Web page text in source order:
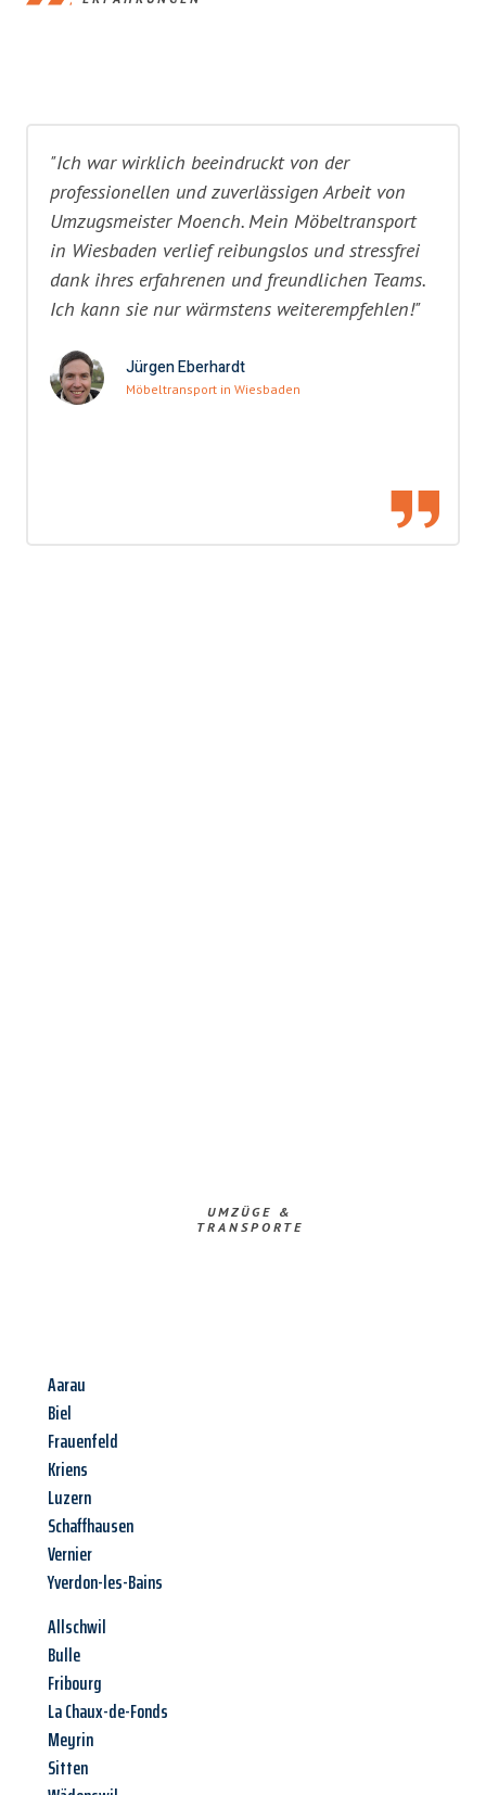
"Ich war wirklich beeindruckt von der
professionellen und zuverlässigen Arbeit von
Umzugsmeister Moench. Mein Möbeltransport
in Wiesbaden verlief reibungslos und stressfrei
dank ihres erfahrenen und freundlichen Teams.
Ich kann sie nur wärmstens weiterempfehlen!"
Jürgen Eberhardt
Möbeltransport in Wiesbaden
UMZÜGE &
TRANSPORTE
Aarau
Biel
Frauenfeld
Kriens
Luzern
Schaffhausen
Vernier
Yverdon-les-Bains
Allschwil
Bulle
Fribourg
La Chaux-de-Fonds
Meyrin
Sitten